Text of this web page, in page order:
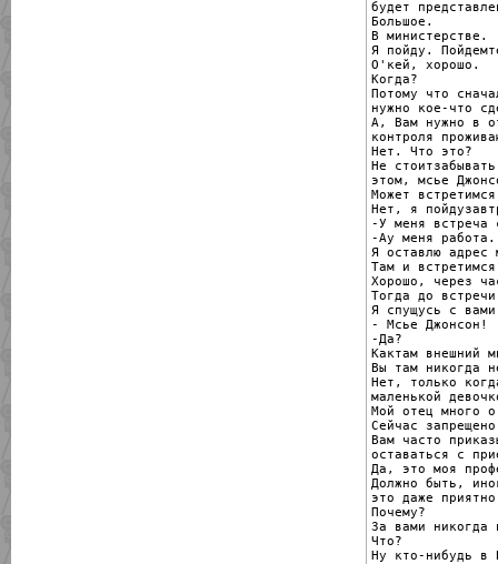
будет
Большое.
В министерстве.
Я пойду.
О'кей, хорошо.
Когда?
Потому что
нужно кое-что
А, Вам нужно в
контроля
Нет. Что это?
Не
этом, мсье
Может
Нет, я
-У меня встреча
-Ау меня работа.
Я оставлю
Там и
Хорошо, через
Тогда до
Я спущусь с
- Мсье Джонсон!
-Да?
Кактам внешний
Вы там никогда
Нет, только
маленькой
Мой отец много
Сейчас
Вам часто
оставаться с
Да, это моя
Должно быть,
это даже
Почему?
За вами никогда
Что?
Ну кто-нибудь в